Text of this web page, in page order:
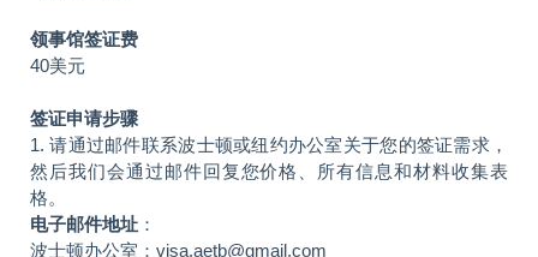
领事馆签证费
40美元
签证申请步骤
1. 请通过邮件联系波士顿或纽约办公室关于您的签证需求，
然后我们会通过邮件回复您价格、所有信息和材料收集表
格。
电子邮件地址 ：
波士顿办公室：visa.aetb@gmail.com